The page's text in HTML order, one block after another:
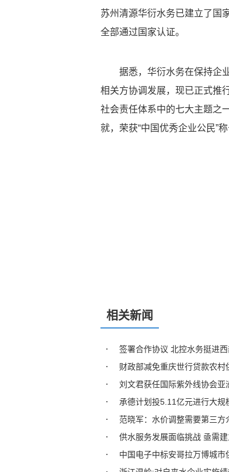
苏州清源华衍水务已建立了国
全部通过国家认证。
据悉，华衍水务在保持企
相关方协调发展，现已正式推
社会责任体系中的七大主题之
就，荣获“中国优秀企业公民”称
相关新闻
签署合作协议 北控水务挺进
财政部减免重庆世行贷款农村
刘文君获任国际紫外线协会亚
承德计划投5.11亿元进行大规
范晓军：水价调整需要第三方
供水服务发展面临挑战 亟需
中国电子中标安哥拉万博城市